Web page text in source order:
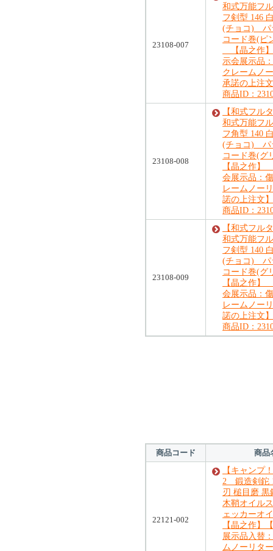
23108-007
和式万能フ
フ剣型 146
(チョコ) パ
コード巻(ピ
【晶之作
示会展示品
クレームノ
承諾の上注
商品ID：
23108-008
【和式フル
和式万能フ
フ角型 140
(チョコ) パ
コード巻(
【晶之作】
会展示品：
レームノー
諾の上注文】
商品ID：
23108-009
【和式フル
和式万能フ
フ剣型 140
(チョコ) パ
コード巻(
【晶之作】
会展示品：
レームノー
諾の上注文】
商品ID：
商品コード 商品
22121-002
【キャンプ
2 鍛造剣鉈
刃 槌目磨
木鞘オイル
ェッカーオ
【晶之作】
展示品入替
ムノーリタ